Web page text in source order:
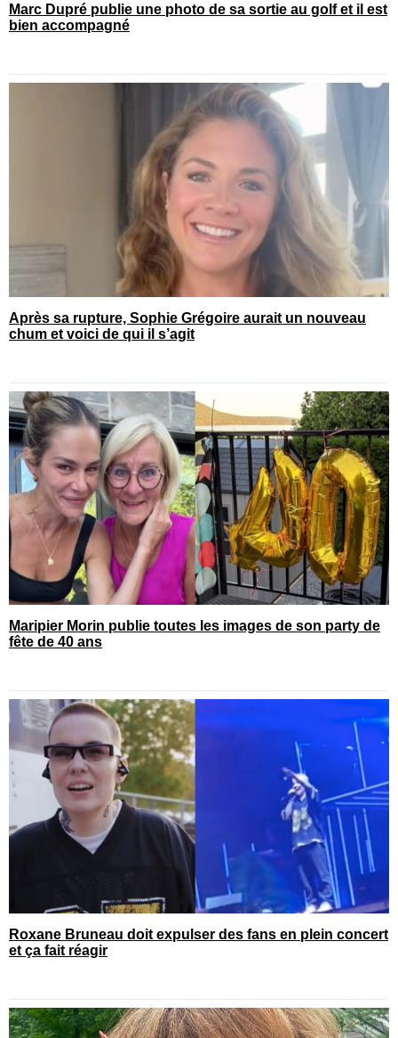
Marc Dupré publie une photo de sa sortie au golf et il est
bien accompagné
Après sa rupture, Sophie Grégoire aurait un nouveau
chum et voici de qui il s’agit
Maripier Morin publie toutes les images de son party de
fête de 40 ans
Roxane Bruneau doit expulser des fans en plein concert
et ça fait réagir